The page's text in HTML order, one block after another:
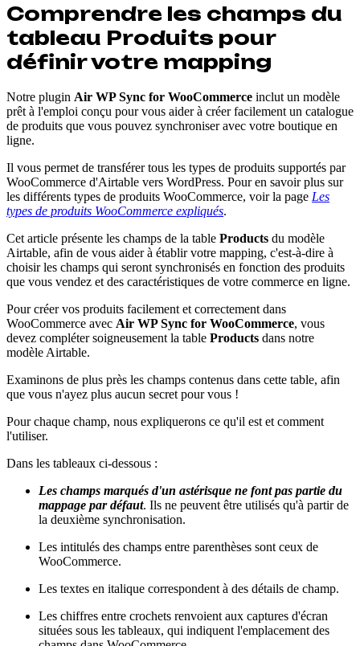
Comprendre les champs du
tableau Produits pour
définir votre mapping
Notre plugin Air WP Sync for WooCommerce inclut un modèle
prêt à l'emploi conçu pour vous aider à créer facilement un catalogue
de produits que vous pouvez synchroniser avec votre boutique en
ligne.
Il vous permet de transférer tous les types de produits supportés par
WooCommerce d'Airtable vers WordPress. Pour en savoir plus sur
les différents types de produits WooCommerce, voir la page Les
types de produits WooCommerce expliqués.
Cet article présente les champs de la table Products du modèle
Airtable, afin de vous aider à établir votre mapping, c'est-à-dire à
choisir les champs qui seront synchronisés en fonction des produits
que vous vendez et des caractéristiques de votre commerce en ligne.
Pour créer vos produits facilement et correctement dans
WooCommerce avec Air WP Sync for WooCommerce, vous
devez compléter soigneusement la table Products dans notre
modèle Airtable.
Examinons de plus près les champs contenus dans cette table, afin
que vous n'ayez plus aucun secret pour vous !
Pour chaque champ, nous expliquerons ce qu'il est et comment
l'utiliser.
Dans les tableaux ci-dessous :
Les champs marqués d'un astérisque ne font pas partie du
mappage par défaut. Ils ne peuvent être utilisés qu'à partir de
la deuxième synchronisation.
Les intitulés des champs entre parenthèses sont ceux de
WooCommerce.
Les textes en italique correspondent à des détails de champ.
Les chiffres entre crochets renvoient aux captures d'écran
situées sous les tableaux, qui indiquent l'emplacement des